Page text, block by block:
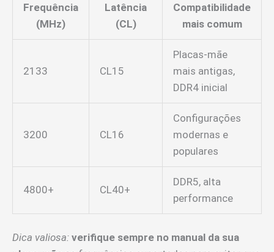
Frequência
(MHz)
Latência
(CL)
Compatibilidade
mais comum
2133 CL15
Placas-mãe
mais antigas,
DDR4 inicial
3200 CL16
Configurações
modernas e
populares
4800+ CL40+
DDR5, alta
performance
Dica valiosa: verifique sempre no manual da sua